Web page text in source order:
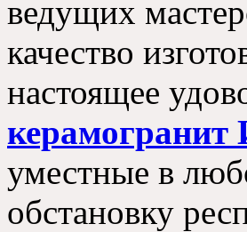
ведущих
качество
настоящее
керамогранит
уместные в
обстановку